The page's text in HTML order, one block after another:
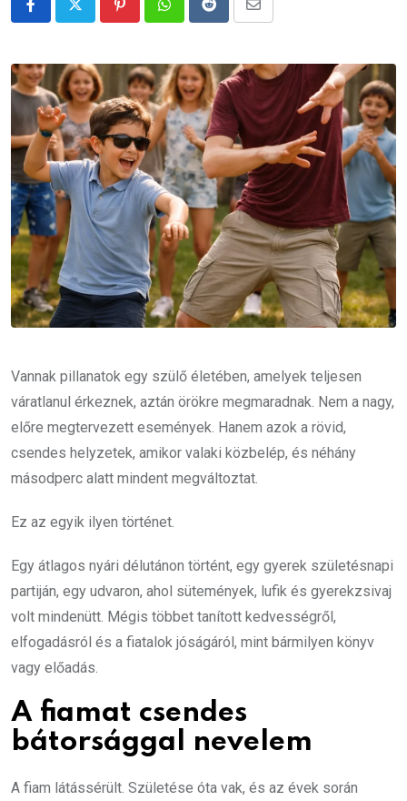
PinterestWhatsappRedditShare
Email
Vannak pillanatok egy szülő életében, amelyek teljesen
váratlanul érkeznek, aztán örökre megmaradnak. Nem a nagy,
előre megtervezett események. Hanem azok a rövid,
csendes helyzetek, amikor valaki közbelép, és néhány
másodperc alatt mindent megváltoztat.
Ez az egyik ilyen történet.
Egy átlagos nyári délutánon történt, egy gyerek születésnapi
partiján, egy udvaron, ahol sütemények, lufik és gyerekzsivaj
volt mindenütt. Mégis többet tanított kedvességről,
elfogadásról és a fiatalok jóságáról, mint bármilyen könyv
vagy előadás.
A fiamat csendes
bátorsággal nevelem
A fiam látássérült. Születése óta vak, és az évek során